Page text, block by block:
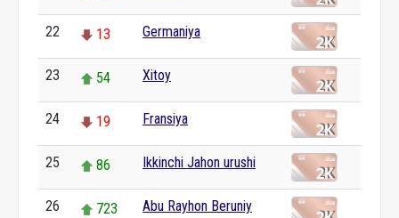
22 13 Germaniya
23 54 Xitoy
24 19 Fransiya
25 86 Ikkinchi Jahon urushi
26 723 Abu Rayhon Beruniy